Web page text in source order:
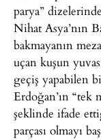
parya”
Nihat Asya’nın
bakmayanın
uçan kuşun
geçiş yapabilen
Erdoğan’ın “tek
şeklinde ifade
parçası olmayı